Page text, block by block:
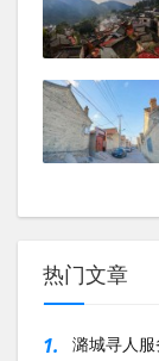
热门文章
1. 潞城寻人